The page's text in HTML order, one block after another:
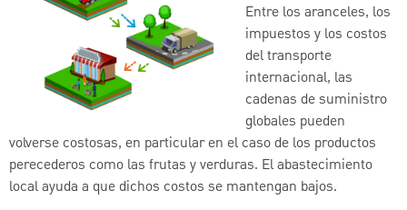
Entre los aranceles, los
impuestos y los costos
del transporte
internacional, las
cadenas de suministro
globales pueden
volverse costosas, en particular en el caso de los productos
perecederos como las frutas y verduras. El abastecimiento
local ayuda a que dichos costos se mantengan bajos.